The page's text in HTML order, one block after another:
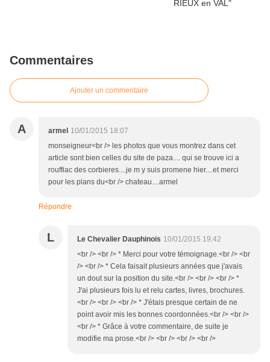
Commentaires
Ajouter un commentaire
A armel 10/01/2015 18:07
monseigneur<br /> les photos que vous montrez dans cet
article sont bien celles du site de paza.... qui se trouve ici a
rouffiac des corbieres....je m y suis promene hier....et merci
pour les plans du<br /> chateau....armel
Répondre
L Le Chevalier Dauphinois 10/01/2015 19:42
<br /> <br /> * Merci pour votre témoignage.<br /> <br
/> <br /> * Cela faisait plusieurs années que j'avais
un dout sur la position du site.<br /> <br /> <br /> *
J'ai plusieurs fois lu et relu cartes, livres, brochures.
<br /> <br /> <br /> * J'étais presque certain de ne
point avoir mis les bonnes coordonnées.<br /> <br />
<br /> * Grâce à votre commentaire, de suite je
modifie ma prose.<br /> <br /> <br /> <br />